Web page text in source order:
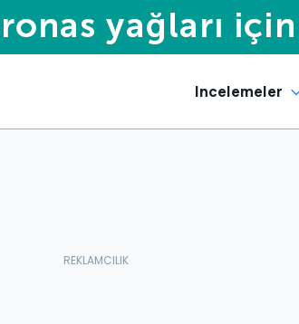
Incelemeler